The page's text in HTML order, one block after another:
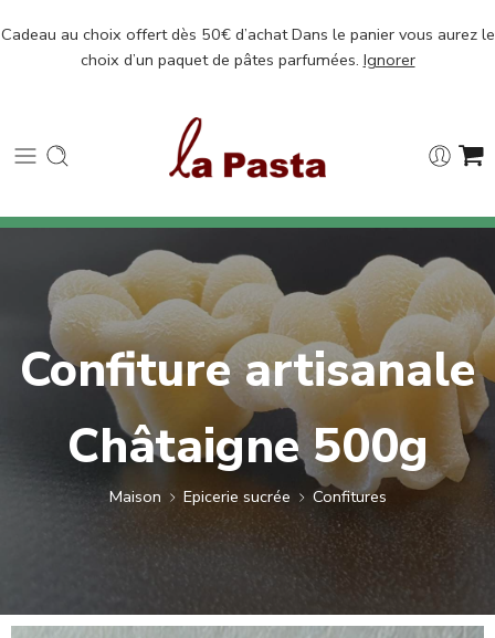
Cadeau au choix offert dès 50€ d’achat Dans le panier vous aurez le
choix d’un paquet de pâtes parfumées. Ignorer
Confiture artisanale
Châtaigne 500g
Maison Epicerie sucrée Confitures